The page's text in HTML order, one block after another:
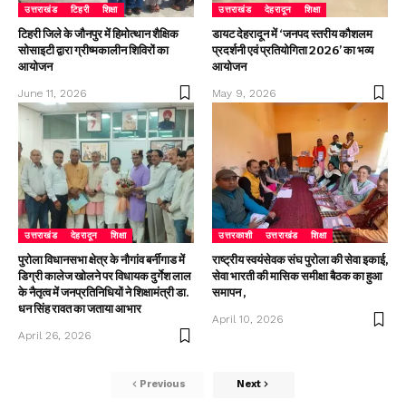
उत्तराखंड टिहरी शिक्षा
टिहरी जिले के जौनपुर में हिमोत्थान शैक्षिक
सोसाइटी द्वारा ग्रीष्मकालीन शिविरों का
आयोजन
June 11, 2026
उत्तराखंड देहरादून शिक्षा
डायट देहरादून में ‘जनपद स्तरीय कौशलम
प्रदर्शनी एवं प्रतियोगिता 2026’ का भव्य
आयोजन
May 9, 2026
उत्तराखंड देहरादून शिक्षा
पुरोला विधानसभा क्षेत्र के नौगांव बर्नीगाड में
डिग्री कालेज खोलने पर विधायक दुर्गेश लाल
के नैतृत्व में जनप्रतिनिधियों ने शिक्षामंत्री डा.
धन सिंह रावत का जताया आभार
April 26, 2026
उत्तरकाशी उत्तराखंड शिक्षा
राष्ट्रीय स्वयंसेवक संघ पुरोला की सेवा इकाई,
सेवा भारती की मासिक समीक्षा बैठक का हुआ
समापन ,
April 10, 2026
Previous Next